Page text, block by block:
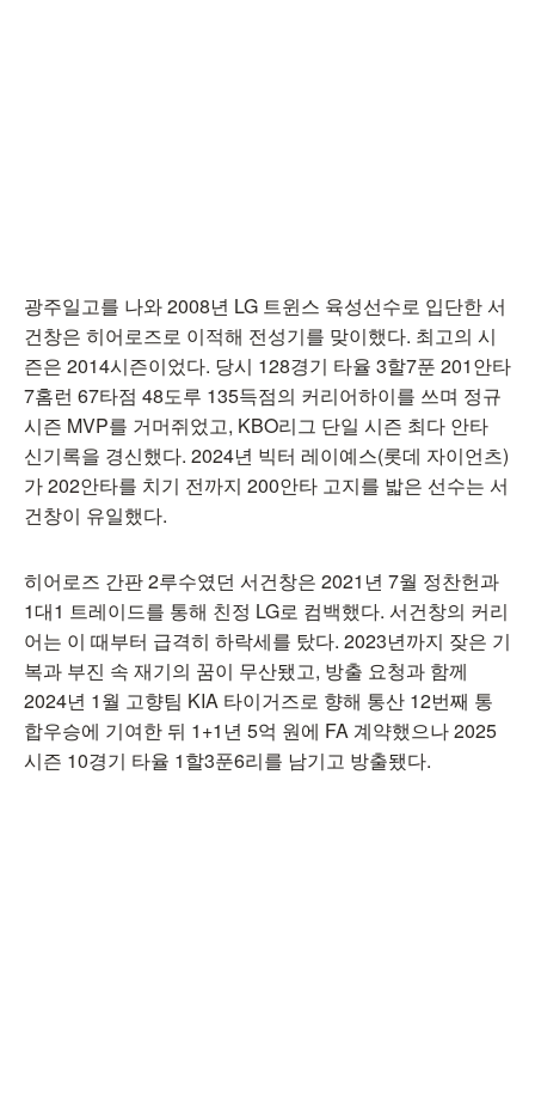
광주일고를 나와 2008년 LG 트윈스 육성선수로 입단한 서
건창은 히어로즈로 이적해 전성기를 맞이했다. 최고의 시
즌은 2014시즌이었다. 당시 128경기 타율 3할7푼 201안타
7홈런 67타점 48도루 135득점의 커리어하이를 쓰며 정규
시즌 MVP를 거머쥐었고, KBO리그 단일 시즌 최다 안타
신기록을 경신했다. 2024년 빅터 레이예스(롯데 자이언츠)
가 202안타를 치기 전까지 200안타 고지를 밟은 선수는 서
건창이 유일했다.
히어로즈 간판 2루수였던 서건창은 2021년 7월 정찬헌과
1대1 트레이드를 통해 친정 LG로 컴백했다. 서건창의 커리
어는 이 때부터 급격히 하락세를 탔다. 2023년까지 잦은 기
복과 부진 속 재기의 꿈이 무산됐고, 방출 요청과 함께
2024년 1월 고향팀 KIA 타이거즈로 향해 통산 12번째 통
합우승에 기여한 뒤 1+1년 5억 원에 FA 계약했으나 2025
시즌 10경기 타율 1할3푼6리를 남기고 방출됐다.